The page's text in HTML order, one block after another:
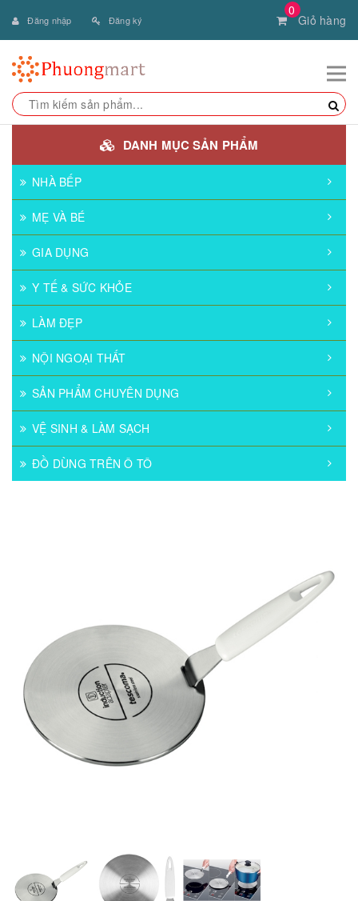
0
Giỏ hàng
Đăng nhập Đăng ký
DANH MỤC SẢN PHẨM
NHÀ BẾP
MẸ VÀ BÉ
GIA DỤNG
Y TẾ & SỨC KHỎE
LÀM ĐẸP
NỘI NGOẠI THẤT
SẢN PHẨM CHUYÊN DỤNG
VỆ SINH & LÀM SẠCH
ĐỒ DÙNG TRÊN Ô TÔ